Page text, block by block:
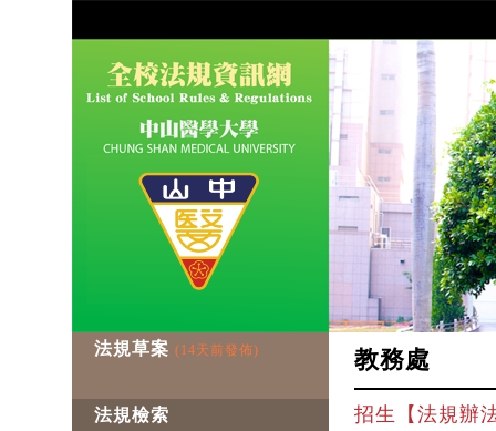
法規草案 (14天前發佈)
法規檢索
教務處
招生【法規辦